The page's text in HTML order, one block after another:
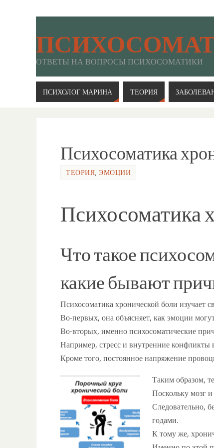
ОТВЕТЫ НА ВОПРОСЫ ПСИХОСОМАТИКИ
ПСИХОЛОГ МАРИНА ТЕОРИЯ
Психосоматика
ТЕОРИЯ, ЭМОЦИИ
Психосоматика
Что такое
какие бывают
Психосоматика хронической боли изучает
Во-первых, она объясняет, как эмоции
Во-вторых, именно психосоматические
Например, стресс и внутренние
Кроме того, постоянное напряжение
Таким образом,
Поскольку мозг
Следовательно,
годами.
К тому же,